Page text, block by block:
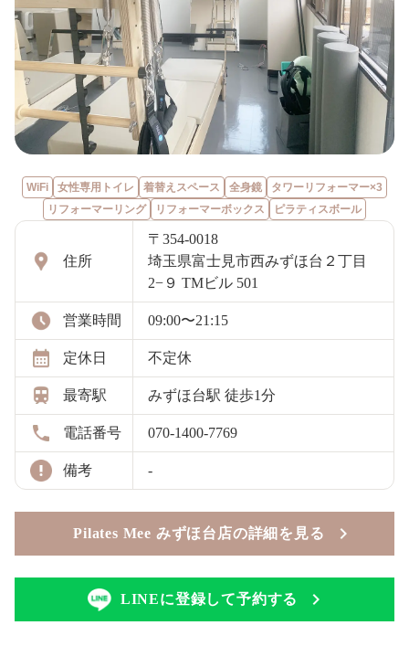
WiFi 女性専用トイレ 着替えスペース 全身鏡
タワーリフォーマー×3
リフォーマーリング
リフォーマーボックス ピラティスボール
住所
〒354-0018
埼玉県富士見市西みずほ台２丁目
2−９ TMビル 501
営業時間 09:00〜21:15
定休日 不定休
最寄駅 みずほ台駅 徒歩1分
電話番号 070-1400-7769
備考 -
Pilates Mee みずほ台店の詳細を見る
LINEに登録して予約する